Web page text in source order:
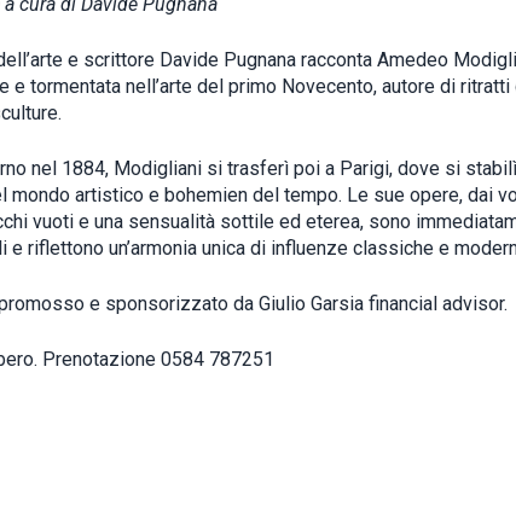
e scrittore Davide Pugnana racconta Amedeo
e tormentata nell’arte del primo Novecento, autore di
nel 1884, Modigliani si trasferì poi a Parigi, dove si
mondo artistico e bohemien del tempo. Le sue opere, dai
vuoti e una sensualità sottile ed eterea, sono
e riflettono un’armonia unica di influenze classiche e
e sponsorizzato da Giulio Garsia financial advisor.
Prenotazione 0584 787251